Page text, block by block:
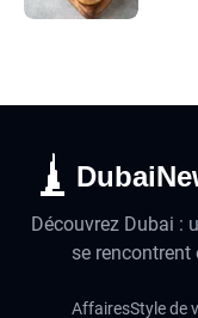
Découvrez Dubai :
se
AffairesStyle de